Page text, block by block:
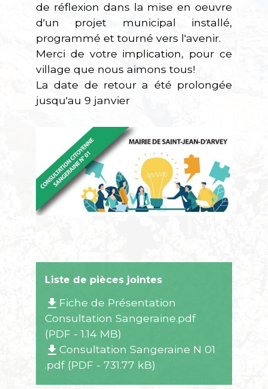
de réflexion dans la mise en oeuvre
d'un projet municipal installé,
programmé et tourné vers l'avenir.
Merci de votre implication, pour ce
village que nous aimons tous!
La date de retour a été prolongée
jusqu'au 9 janvier
Liste de pièces jointes
file_download Fiche de Présentation
Consultation Sangeraine.pdf
(PDF - 1.14 MB)
file_download Consultation Sangeraine N 01
.pdf (PDF - 731.77 kB)